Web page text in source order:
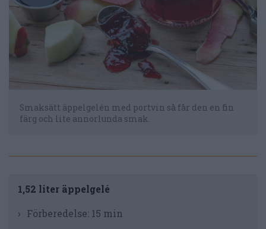
Smaksätt äppelgelén med portvin så får den en fin
färg och lite annorlunda smak.
1,52 liter äppelgelé
Förberedelse: 15 min